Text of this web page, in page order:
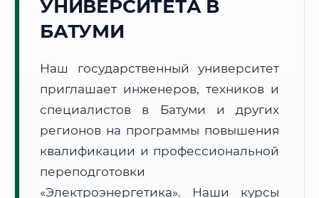
📍 Региональная справка
Субъект:
Почтовые индексы:
6000–6010
Часовой пояс:
UTC+4
Формат учебы:
Дистанционно
🗺️ Зона обслуживания: г. Батуми
УНИВЕРСИТЕТА В
БАТУМИ
Наш государственный университет
приглашает инженеров, техников и
специалистов в Батуми и других
регионов на программы повышения
квалификации и профессиональной
переподготовки
«Электроэнергетика». Наши курсы